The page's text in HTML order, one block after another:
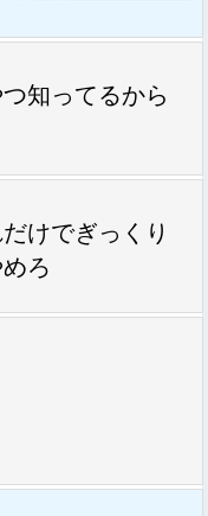
知ってるから
けでぎっくり
ろ